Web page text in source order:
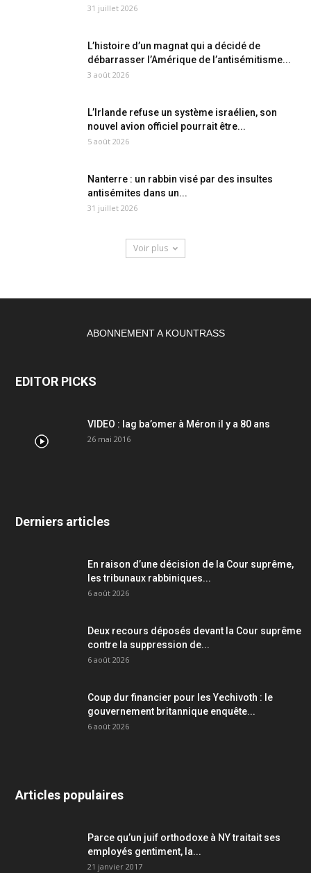
31 juillet 2026
L’histoire d’un magnat qui a décidé de
débarrasser l’Amérique de l’antisémitisme...
3 août 2026
L’Irlande refuse un système israélien, son
nouvel avion officiel pourrait être...
5 août 2026
Nanterre : un rabbin visé par des insultes
antisémites dans un...
31 juillet 2026
Voir plus
ABONNEMENT A KOUNTRASS
EDITOR PICKS
VIDEO : lag ba’omer à Méron il y a 80 ans
26 mai 2016
Derniers articles
En raison d’une décision de la Cour suprême,
les tribunaux rabbiniques...
6 août 2026
Deux recours déposés devant la Cour suprême
contre la suppression de...
6 août 2026
Coup dur financier pour les Yechivoth : le
gouvernement britannique enquête...
6 août 2026
Articles populaires
Parce qu’un juif orthodoxe à NY traitait ses
employés gentiment, la...
21 janvier 2017